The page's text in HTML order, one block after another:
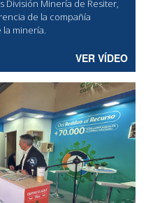
División Minería de Resiter,
de la compañía
minería.
VER VÍDEO